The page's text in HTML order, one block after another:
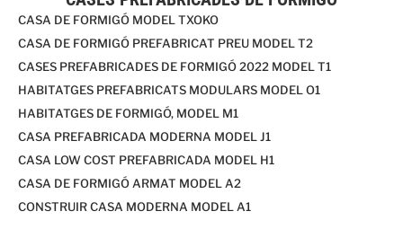
CASA DE FORMIGÓ MODEL TXOKO
CASA DE FORMIGÓ PREFABRICAT PREU MODEL T2
CASES PREFABRICADES DE FORMIGÓ 2022 MODEL T1
HABITATGES PREFABRICATS MODULARS MODEL O1
HABITATGES DE FORMIGÓ, MODEL M1
CASA PREFABRICADA MODERNA MODEL J1
CASA LOW COST PREFABRICADA MODEL H1
CASA DE FORMIGÓ ARMAT MODEL A2
CONSTRUIR CASA MODERNA MODEL A1